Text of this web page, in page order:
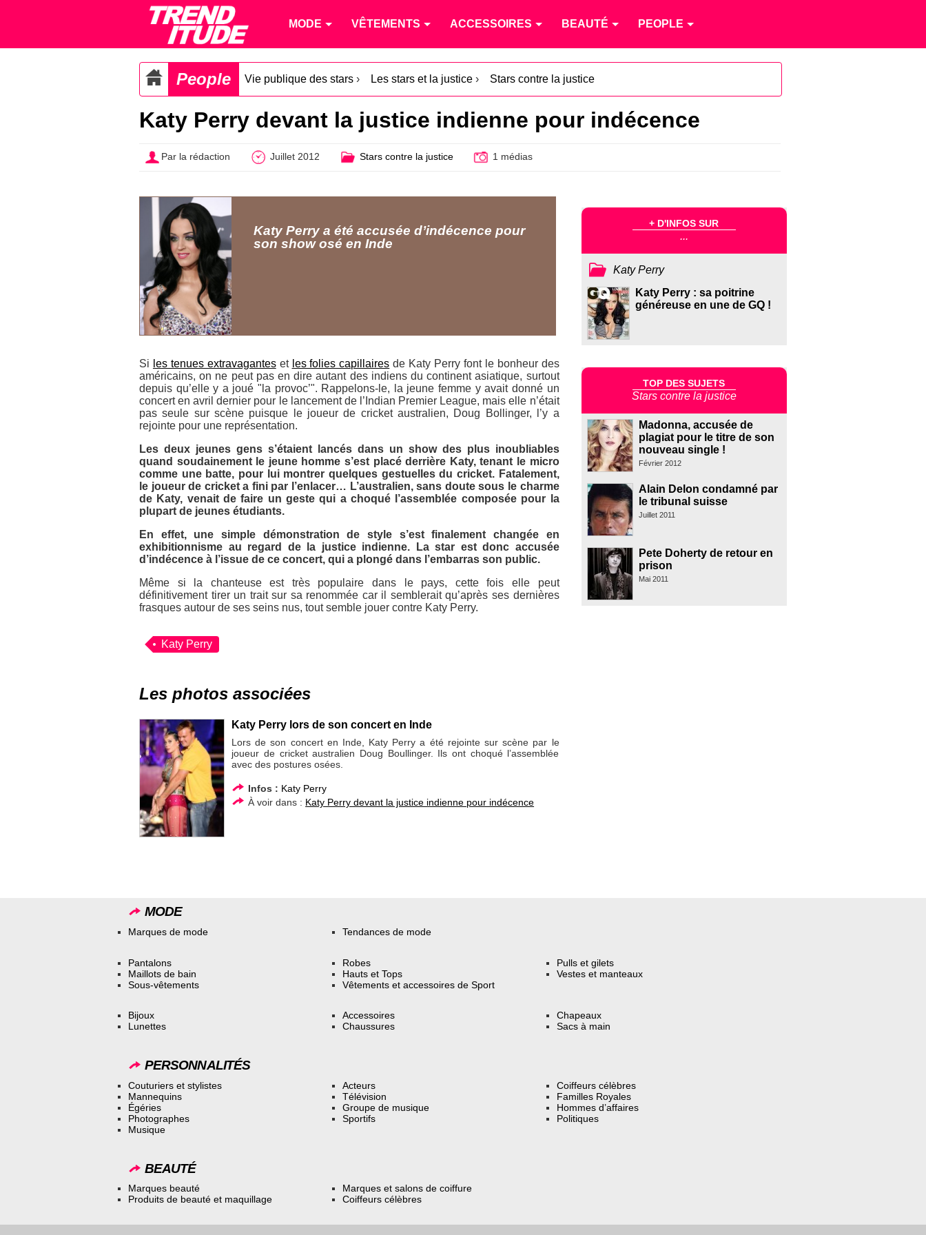
MODE VÊTEMENTS ACCESSOIRES BEAUTÉ PEOPLE
People Vie publique des stars › Les stars et la justice › Stars contre la justice
Katy Perry devant la justice indienne pour indécence
Par la rédaction Juillet 2012 Stars contre la justice 1 médias
Katy Perry a été accusée d’indécence pour
son show osé en Inde
Si les tenues extravaganteset les folies capillaires de Katy Perry font le bonheur des
américains, on ne peut pas en dire autant des indiens du continent asiatique, surtout
depuis qu’elle y a joué "la provoc’". Rappelons-le, la jeune femme y avait donné un
concert en avril dernier pour le lancement de l’ Indian Premier League, mais elle n’était
pas seule sur scène puisque le joueur de cricket australien, Doug Bollinger, l’y a
rejointe pour une représentation.
Les deux jeunes gens s’étaient lancés dans un show des plus inoubliables
quand soudainement le jeune homme s’est placé derrière Katy, tenant le micro
comme une batte, pour lui montrer quelques gestuelles du cricket. Fatalement,
le joueur de cricket a fini par l’enlacer… L’australien, sans doute sous le charme
de Katy, venait de faire un geste qui a choqué l’assemblée composée pour la
plupart de jeunes étudiants.
En effet, une simple démonstration de style s’est finalement changée en
exhibitionnisme au regard de la justice indienne. La star est donc accusée
d’indécence à l’issue de ce concert, qui a plongé dans l’embarras son public.
Même si la chanteuse est très populaire dans le pays, cette fois elle peut
définitivement tirer un trait sur sa renommée car il semblerait qu’après ses dernières
frasques autour de ses seins nus, tout semble jouer contre Katy Perry.
Katy Perry
Les photos associées
Katy Perry lors de son concert en Inde
Lors de son concert en Inde, Katy Perry a été rejointe sur scène par le
joueur de cricket australien Doug Boullinger. Ils ont choqué l’assemblée
avec des postures osées.
Infos : Katy Perry
À voir dans : Katy Perry devant la justice indienne pour indécence
+ D'INFOS SUR
...
Katy Perry
Katy Perry : sa poitrine
généreuse en une de GQ !
TOP DES SUJETS
Stars contre la justice
Madonna, accusée de
plagiat pour le titre de son
nouveau single !
Février 2012
Alain Delon condamné par
le tribunal suisse
Juillet 2011
Pete Doherty de retour en
prison
Mai 2011
MODE
Marques de mode Tendances de mode
Pantalons
Maillots de bain
Sous-vêtements
Robes
Hauts et Tops
Vêtements et accessoires de Sport
Pulls et gilets
Vestes et manteaux
Bijoux
Lunettes
Accessoires
Chaussures
Chapeaux
Sacs à main
PERSONNALITÉS
Couturiers et stylistes
Mannequins
Égéries
Photographes
Musique
Acteurs
Télévision
Groupe de musique
Sportifs
Coiffeurs célèbres
Familles Royales
Hommes d’affaires
Politiques
BEAUTÉ
Marques beauté
Produits de beauté et maquillage
Marques et salons de coiffure
Coiffeurs célèbres